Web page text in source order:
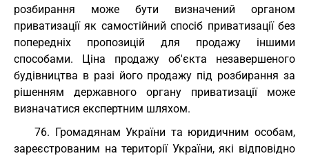
розбирання може бути визначений органом
приватизації як самостійний спосіб приватизації без
попередніх пропозицій для продажу іншими
способами. Ціна продажу об'єкта незавершеного
будівництва в разі його продажу під розбирання за
рішенням державного органу приватизації може
визначатися експертним шляхом.
76. Громадянам України та юридичним особам,
зареєстрованим на території України, які відповідно